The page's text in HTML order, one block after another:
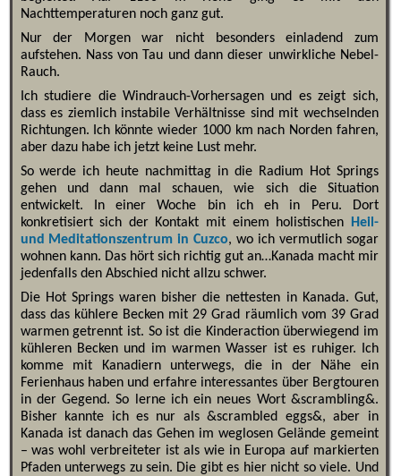
Nachttemperaturen noch ganz gut.
Nur der Morgen war nicht besonders einladend zum
aufstehen. Nass von Tau und dann dieser unwirkliche Nebel-
Rauch.
Ich studiere die Windrauch-Vorhersagen und es zeigt sich,
dass es ziemlich instabile Verhältnisse sind mit wechselnden
Richtungen. Ich könnte wieder 1000 km nach Norden fahren,
aber dazu habe ich jetzt keine Lust mehr.
So werde ich heute nachmittag in die Radium Hot Springs
gehen und dann mal schauen, wie sich die Situation
entwickelt. In einer Woche bin ich eh in Peru. Dort
konkretisiert sich der Kontakt mit einem holistischen
Heil-
und Meditationszentrum in Cuzco, wo ich vermutlich sogar
wohnen kann. Das hört sich richtig gut an…Kanada macht mir
jedenfalls den Abschied nicht allzu schwer.
Die Hot Springs waren bisher die nettesten in Kanada. Gut,
dass das kühlere Becken mit 29 Grad räumlich vom 39 Grad
warmen getrennt ist. So ist die Kinderaction überwiegend im
kühleren Becken und im warmen Wasser ist es ruhiger. Ich
komme mit Kanadiern unterwegs, die in der Nähe ein
Ferienhaus haben und erfahre interessantes über Bergtouren
in der Gegend. So lerne ich ein neues Wort &scrambling&.
Bisher kannte ich es nur als &scrambled eggs&, aber in
Kanada ist danach das Gehen im weglosen Gelände gemeint
– was wohl verbreiteter ist als wie in Europa auf markierten
Pfaden unterwegs zu sein. Die gibt es hier nicht so viele. Und